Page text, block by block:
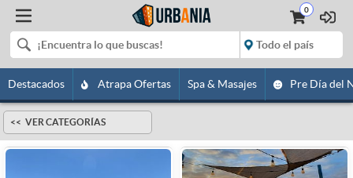
0
Destacados Atrapa Ofertas Spa & Masajes Pre Día del
VER CATEGORÍAS